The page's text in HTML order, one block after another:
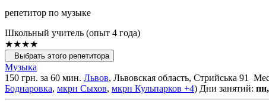
репетитор по музыке
Школьный учитель (опыт 4 года)
★★★★
Выбрать этого репетитора
Музыка
150 грн. за 60 мин. Львов, Львовская область, Стрийська 91
Боднаровка, мкрн Сыхов, мкрн Кульпарков +4) Дни занятий: